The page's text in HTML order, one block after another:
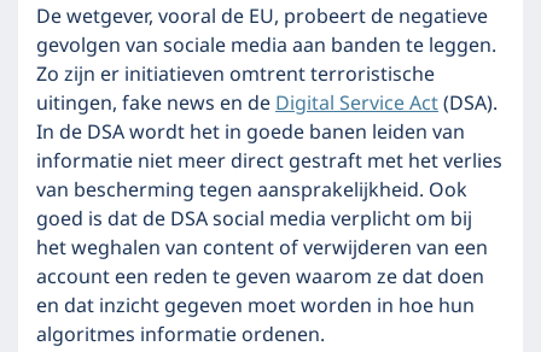
De wetgever, vooral de EU, probeert de negatieve
gevolgen van sociale media aan banden te leggen.
Zo zijn er initiatieven omtrent terroristische
uitingen, fake news en deDigital Service Act(DSA).
In de DSA wordt het in goede banen leiden van
informatie niet meer direct gestraft met het verlies
van bescherming tegen aansprakelijkheid. Ook
goed is dat de DSA social media verplicht om bij
het weghalen van content of verwijderen van een
account een reden te geven waarom ze dat doen
en dat inzicht gegeven moet worden in hoe hun
algoritmes informatie ordenen.